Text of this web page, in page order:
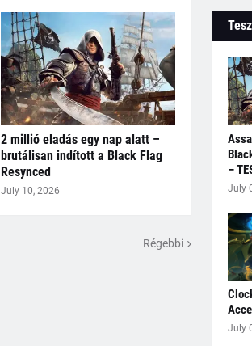
2 millió eladás egy nap alatt –
brutálisan indított a Black Flag
Resynced
July 10, 2026
Régebbi
–
July
July